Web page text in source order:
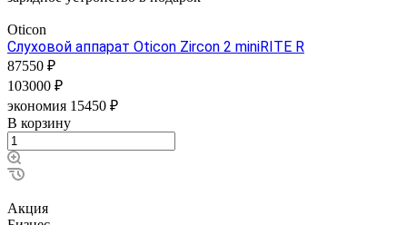
Oticon
Слуховой аппарат Oticon Zircon 2 miniRITE R
87550 ₽
103000 ₽
экономия 15450 ₽
В корзину
Акция